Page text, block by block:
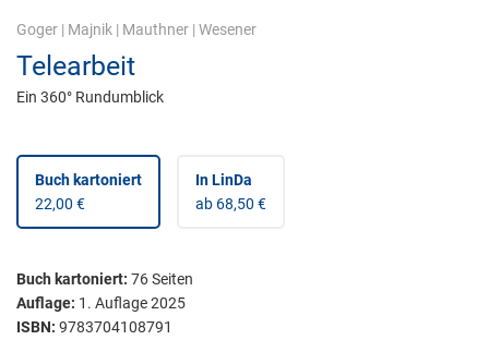
Goger | Majnik | Mauthner | Wesener
Telearbeit
Ein 360° Rundumblick
Buch kartoniert
22,00 €
In LinDa
ab 68,50 €
Buch kartoniert: 76Seiten
Auflage: 1. Auflage 2025
ISBN: 9783704108791